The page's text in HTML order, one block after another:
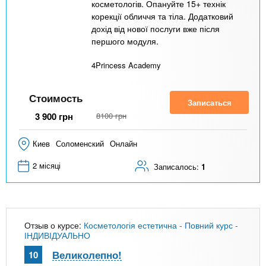
косметологів. Опануйте 15+ технік
корекції обличчя та тіла. Додатковий
дохід від нової послуги вже після
першого модуля.
4Princess Academy
Стоимость
3 900 грн 8100 грн
Записаться
Киев Соломенский Онлайн
2 місяці
Записалось: 1
Отзыв о курсе: Косметологія естетична - Повний курс -
ІНДИВІДУАЛЬНО
10 Великолепно!